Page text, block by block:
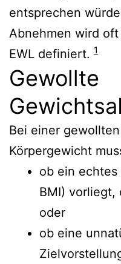
entsprechen
Abnehmen wird
EWL definiert. 1
Gewollte
Bei einer
Körpergewicht
ob ein
BMI) vorliegt,
oder
ob eine